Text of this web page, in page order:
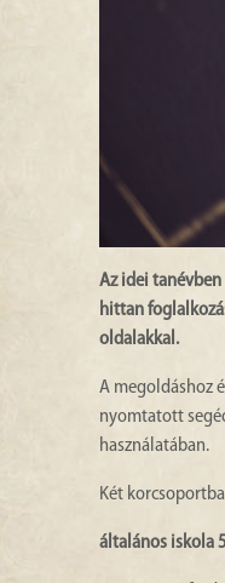
Az idei
hittan
oldalakkal.
A megoldáshoz
nyomtatott
használatában.
Két
általános iskola